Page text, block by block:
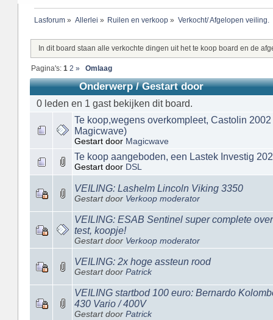
Lasforum» Allerlei » Ruilen en verkoop » Verkocht/ Afgelopen veiling.
In dit board staan alle verkochte dingen uit het te koop board en de
Pagina's:1 2 » Omlaag
Onderwerp/Gestart door
0 leden en 1 gast bekijken dit board.
Te koop,wegens overkompleet, Castolin
Magicwave)
Gestart door Magicwave
Te koop aangeboden, een Lastek Investig
Gestart door DSL
VEILING: Lashelm Lincoln Viking 3350
Gestart door Verkoop moderator
VEILING: ESAB Sentinel super complete
test, koopje!
Gestart door Verkoop moderator
VEILING: 2x hoge assteun rood
Gestart door Patrick
VEILING startbod 100 euro: Bernardo
430 Vario / 400V
Gestart door Patrick